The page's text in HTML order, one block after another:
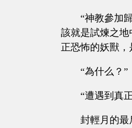
“神教參加
該就是試煉之
正恐怖的妖獸
“為什么？”
“遭遇到真
封輕月的最